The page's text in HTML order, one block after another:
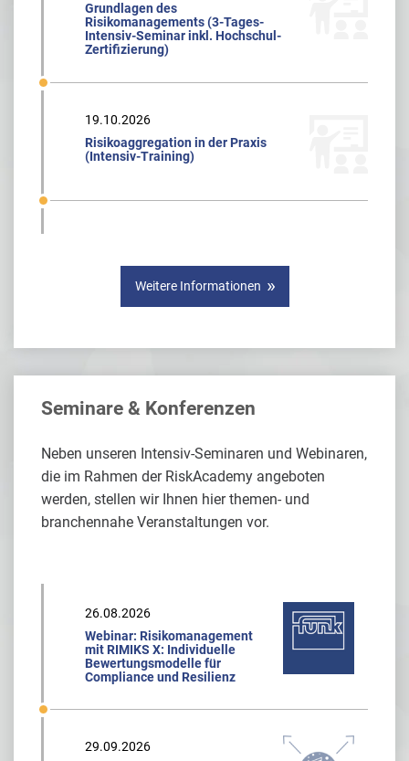
Grundlagen des
Risikomanagements (3-Tages-
Intensiv-Seminar inkl. Hochschul-
Zertifizierung)
19.10.2026
Risikoaggregation in der Praxis
(Intensiv-Training)
Weitere Informationen
Seminare & Konferenzen
Neben unseren Intensiv-Seminaren und Webinaren,
die im Rahmen der RiskAcademy angeboten
werden, stellen wir Ihnen hier themen- und
branchennahe Veranstaltungen vor.
26.08.2026
Webinar: Risikomanagement
mit RIMIKS X: Individuelle
Bewertungsmodelle für
Compliance und Resilienz
29.09.2026